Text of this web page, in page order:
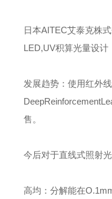
日本AITEC艾泰克株
LED,UV积算光量设计
发展趋势：使用红外
售。
今后对于直线式照射
高均：分解能在